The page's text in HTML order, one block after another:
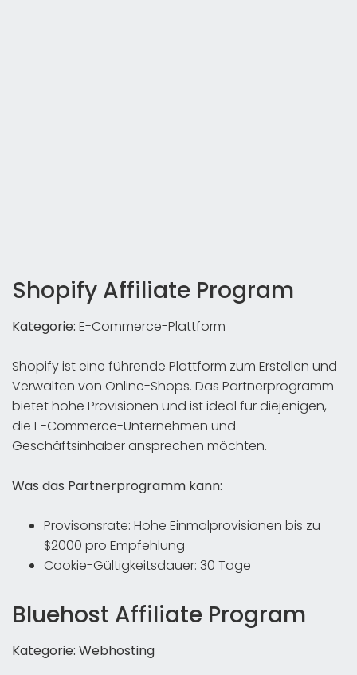
Shopify Affiliate Program
Kategorie: E-Commerce-Plattform
Shopify ist eine führende Plattform zum Erstellen und
Verwalten von Online-Shops. Das Partnerprogramm
bietet hohe Provisionen und ist ideal für diejenigen,
die E-Commerce-Unternehmen und
Geschäftsinhaber ansprechen möchten.
Was das Partnerprogramm kann:
Provisonsrate: Hohe Einmalprovisionen bis zu
$2000 pro Empfehlung
Cookie-Gültigkeitsdauer: 30 Tage
Bluehost Affiliate Program
Kategorie: Webhosting